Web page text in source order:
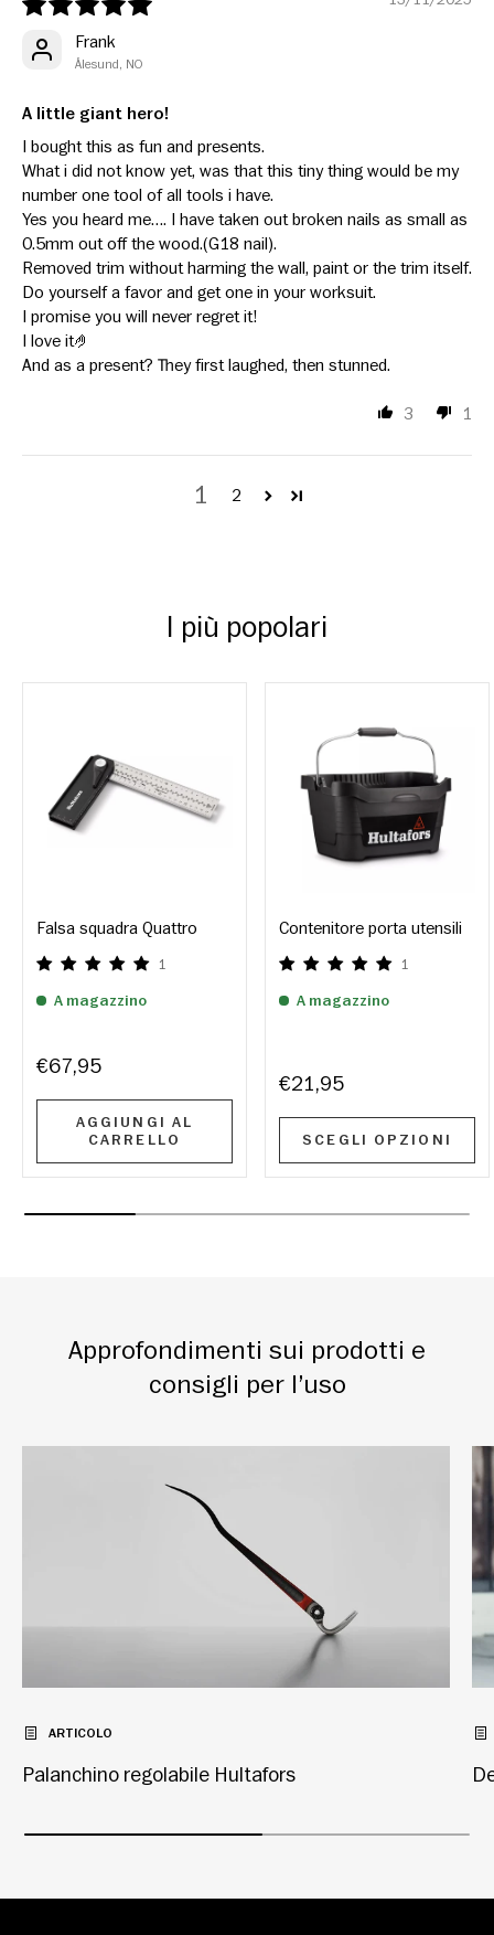
Frank
Ålesund, NO
A little giant hero!
I bought this as fun and presents.
What i did not know yet, was that this tiny thing would be my
number one tool of all tools i have.
Yes you heard me…. I have taken out broken nails as small as
0.5mm out off the wood.(G18 nail).
Removed trim without harming the wall, paint or the trim itself.
Do yourself a favor and get one in your worksuit.
I promise you will never regret it!
I love it🤌
And as a present? They first laughed, then stunned.
3 1
1 2
I più popolari
Falsa squadra Quattro
1
A magazzino
€67,95
AGGIUNGI AL
CARRELLO
Contenitore porta utensili
1
A magazzino
€21,95
SCEGLI OPZIONI
Approfondimenti sui prodotti e
consigli per l’uso
ARTICOLO
Palanchino regolabile Hultafors